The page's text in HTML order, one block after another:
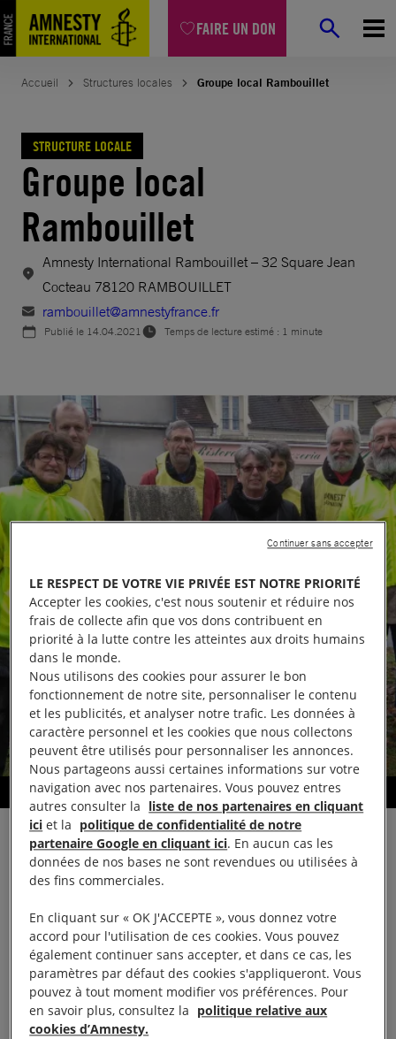
FAIRE UN DON
Aller
au
contenu
Accueil Structures locales Groupe local Rambouillet
STRUCTURE LOCALE
Groupe local
Rambouillet
Amnesty International Rambouillet – 32 Square Jean
Cocteau 78120 RAMBOUILLET
rambouillet@amnestyfrance.fr
Publié le 14.04.2021 Temps de lecture estimé : 1 minute
hommage à René Cassin
LA VIE DU GROUPE
Présentation
Tous bénévoles, d’âge et d’horizons divers, nous
partageons la même volonté de défendre les droits
LE RESPECT DE VOTRE VIE PRIVÉE EST NOTRE PRIORITÉ
Accepter les cookies, c'est nous soutenir et réduire nos
frais de collecte afin que vos dons contribuent en
priorité à la lutte contre les atteintes aux droits humains
dans le monde.
Nous utilisons des cookies pour assurer le bon
fonctionnement de notre site, personnaliser le contenu
et les publicités, et analyser notre trafic. Les données à
caractère personnel et les cookies que nous collectons
peuvent être utilisés pour personnaliser les annonces.
Nous partageons aussi certaines informations sur votre
navigation avec nos partenaires. Vous pouvez entres
autres consulter la liste de nos partenaires en cliquant
ici et la politique de confidentialité de notre
partenaire Google en cliquant ici. En aucun cas les
données de nos bases ne sont revendues ou utilisées à
des fins commerciales.
En cliquant sur « OK J'ACCEPTE », vous donnez votre
accord pour l'utilisation de ces cookies. Vous pouvez
également continuer sans accepter, et dans ce cas, les
paramètres par défaut des cookies s'appliqueront. Vous
pouvez à tout moment modifier vos préférences. Pour
en savoir plus, consultez la politique relative aux
cookies d’Amnesty.
Continuer sans accepter